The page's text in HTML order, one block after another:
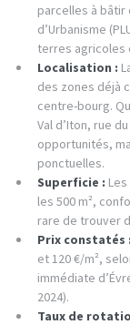
parcelles à bâtir
d’Urbanisme
terres agricoles
Localisation :
des zones déjà
centre-bourg.
Val d’Iton, rue
opportunités,
ponctuelles.
Superficie :
les 500 m²,
rare de trouver
Prix constatés :
et 120 €/m²,
immédiate
2024).
Taux de